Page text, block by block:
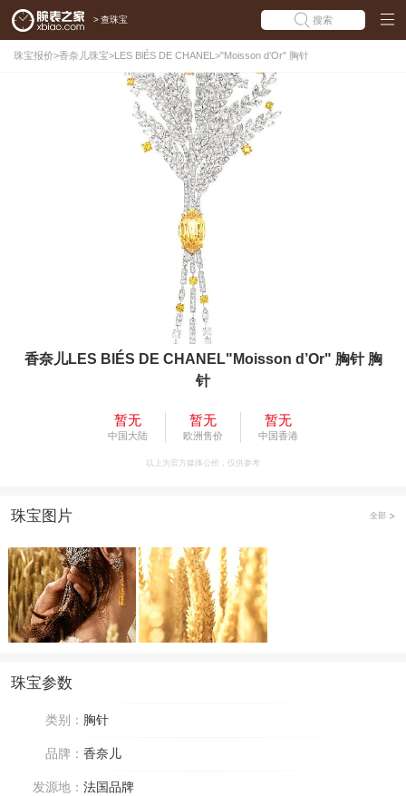
> 查珠宝 搜索
珠宝报价>香奈儿珠宝>LES BlÉS DE CHANEL >"Moisson d’Or" 胸针
香奈儿LES BlÉS DE CHANEL"Moisson d’Or" 胸针 胸
针
暂无
中国大陆
暂无
欧洲售价
暂无
中国香港
以上为官方媒体公价，仅供参考
珠宝图片 全部
珠宝参数
类别： 胸针
品牌： 香奈儿
发源地： 法国品牌